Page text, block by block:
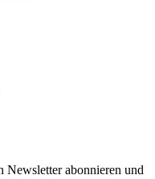
Newsletter abonnieren und